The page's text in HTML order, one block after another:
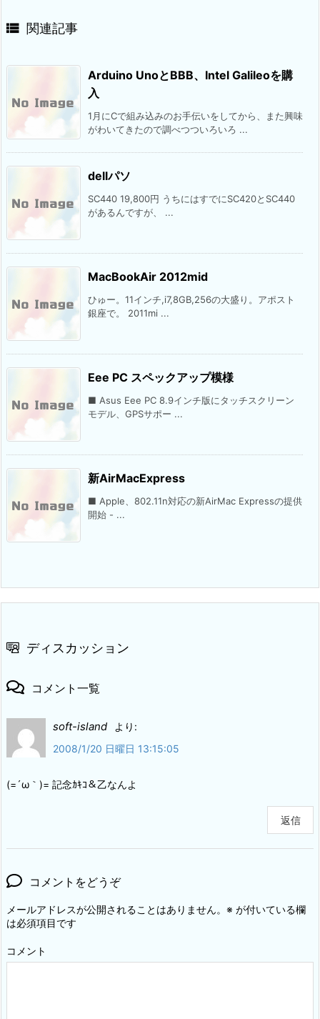
 関連記事
Arduino UnoとBBB、Intel Galileoを購
入
1月にCで組み込みのお手伝いをしてから、また興味
がわいてきたので調べつついろいろ ...
dellパソ
SC440 19,800円 うちにはすでにSC420とSC440
があるんですが、 ...
MacBookAir 2012mid
ひゅー。11インチ,i7,8GB,256の大盛り。アポスト
銀座で。 2011mi ...
Eee PC スペックアップ模様
■ Asus Eee PC 8.9インチ版にタッチスクリーン
モデル、GPSサポー ...
新AirMacExpress
■ Apple、802.11n対応の新AirMac Expressの提供
開始 - ...
ディスカッション
コメント一覧
soft-island
より:
2008/1/20 日曜日 13:15:05
(=´ω｀)= 記念ｶｷｺ＆乙なんよ
返信
コメントをどうぞ
メールアドレスが公開されることはありません。 ※ が付いている欄
は必須項目です
コメント